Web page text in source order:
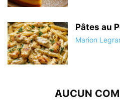
Pâtes au
Marion
AUCUN